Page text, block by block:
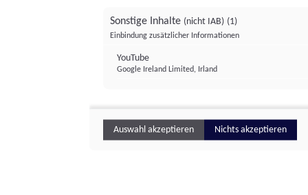
Sonstige Inhalte (nicht IAB) (1)
Einbindung zusätzlicher Informationen
YouTube
Google Ireland Limited, Irland
Auswahl akzeptieren Nichts akzeptieren